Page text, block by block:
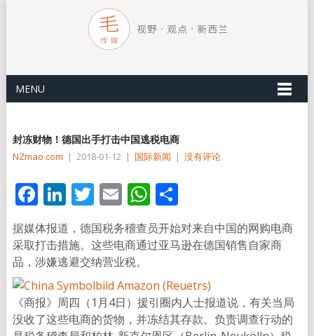
MENU
封冻财物！德国出手打击中国逃税电商
NZmao com | 2018-01-12 | 国际新闻 | 没有评论
Facebook
LinkedIn
Twitter
EmailWhatsApp
分
享
据媒体报道，德国税务稽查员开始对来自中国的网购电商
采取打击措施。这些电商通过亚马逊在德国销售自家商
品，涉嫌逃避交纳营业税。
《商报》周四（1月4日）援引圈内人士报道说，有关当局
没收了这些电商的货物，并冻结其存款。负责调查行动的